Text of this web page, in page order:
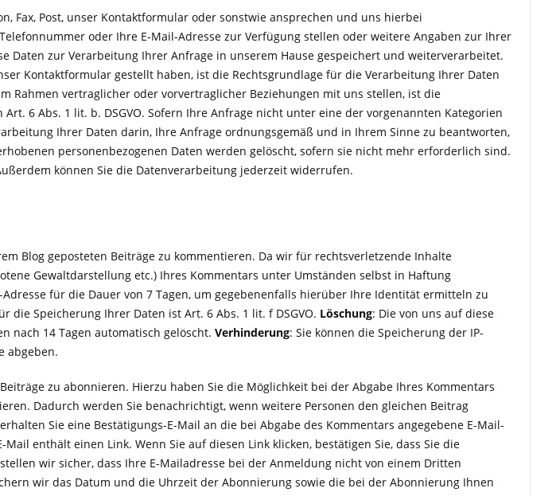
Fax, Post, unser Kontaktformular oder sonstwie ansprechen und uns hierbei
oder Ihre E-Mail-Adresse zur Verfügung stellen oder weitere Angaben zur Ihrer
Daten zur Verarbeitung Ihrer Anfrage in unserem Hause gespeichert und weiterverarbeitet.
Kontaktformular gestellt haben, ist die Rechtsgrundlage für die Verarbeitung Ihrer Daten
Rahmen vertraglicher oder vorvertraglicher Beziehungen mit uns stellen, ist die
6 Abs. 1 lit. b. DSGVO. Sofern Ihre Anfrage nicht unter eine der vorgenannten Kategorien
Ihrer Daten darin, Ihre Anfrage ordnungsgemäß und in Ihrem Sinne zu beantworten,
personenbezogenen Daten werden gelöscht, sofern sie nicht mehr erforderlich sind.
können Sie die Datenverarbeitung jederzeit widerrufen.
Blog geposteten Beiträge zu kommentieren. Da wir für rechtsverletzende Inhalte
Gewaltdarstellung etc.) Ihres Kommentars unter Umständen selbst in Haftung
für die Dauer von 7 Tagen, um gegebenenfalls hierüber Ihre Identität ermitteln zu
die Speicherung Ihrer Daten ist Art. 6 Abs. 1 lit. f DSGVO. Löschung: Die von uns auf diese
nach 14 Tagen automatisch gelöscht. Verhinderung: Sie können die Speicherung der IP-
abgeben.
zu abonnieren. Hierzu haben Sie die Möglichkeit bei der Abgabe Ihres Kommentars
Dadurch werden Sie benachrichtigt, wenn weitere Personen den gleichen Beitrag
Sie eine Bestätigungs-E-Mail an die bei Abgabe des Kommentars angegebene E-Mail-
enthält einen Link. Wenn Sie auf diesen Link klicken, bestätigen Sie, dass Sie die
wir sicher, dass Ihre E-Mailadresse bei der Anmeldung nicht von einem Dritten
wir das Datum und die Uhrzeit der Abonnierung sowie die bei der Abonnierung Ihnen